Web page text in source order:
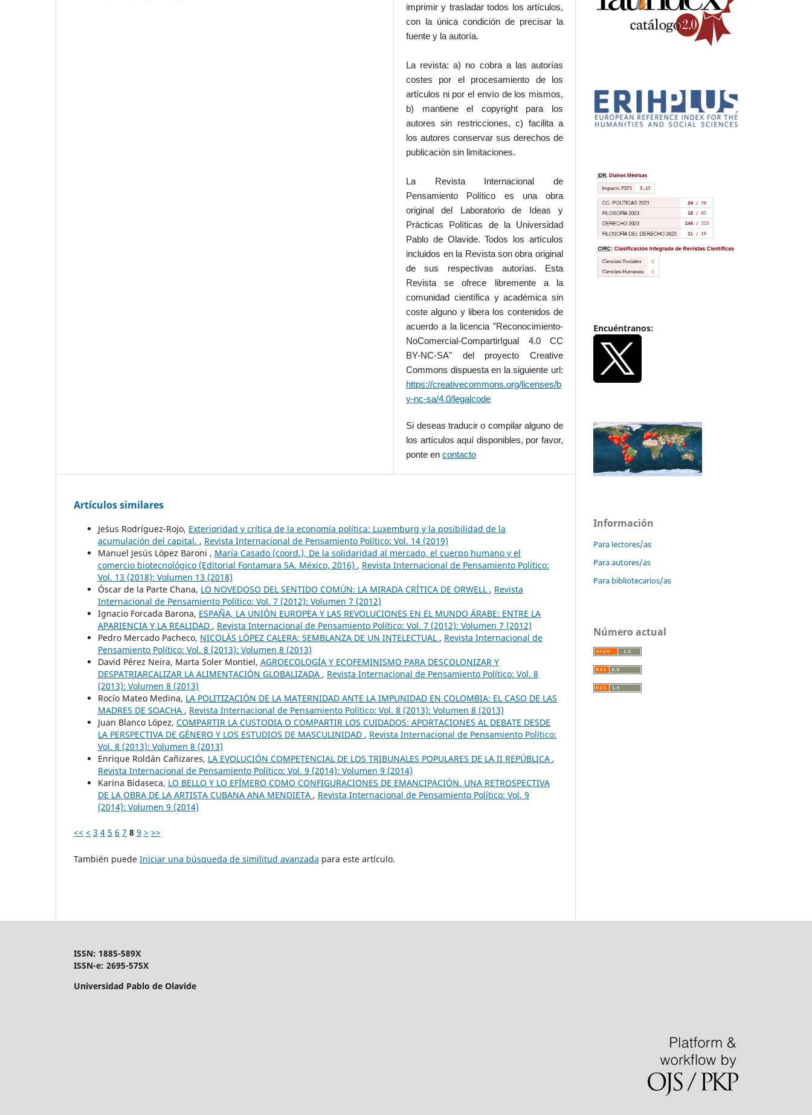
imprimir y trasladar todos los artículos,
con la única condición de precisar la
fuente y la autoría.
La revista: a) no cobra a las autorías
costes por el procesamiento de los
artículos ni por el envío de los mismos,
b) mantiene el copyright para los
autores sin restricciones, c) facilita a
los autores conservar sus derechos de
publicación sin limitaciones.
La Revista Internacional de
Pensamiento Político es una obra
original del Laboratorio de Ideas y
Prácticas Políticas de la Universidad
Pablo de Olavide. Todos los artículos
incluidos en la Revista son obra original
de sus respectivas autorías. Esta
Revista se ofrece libremente a la
comunidad científica y académica sin
coste alguno y libera los contenidos de
acuerdo a la licencia "Reconocimiento-
NoComercial-CompartirIgual 4.0 CC
BY-NC-SA" del proyecto Creative
Commons dispuesta en la siguiente url:
https://creativecommons.org/licenses/b
y-nc-sa/4.0/legalcode
Si deseas traducir o compilar alguno de
los artículos aquí disponibles, por favor,
ponte encontacto
Artículos similares
Je´sus Rodríguez-Rojo, Exterioridad y crítica de la economía política: Luxemburg y la posibilidad de la
acumulación del capital. , Revista Internacional de Pensamiento Político: Vol. 14 (2019)
Manuel Jesús López Baroni , María Casado (coord.), De la solidaridad al mercado, el cuerpo humano y el
comercio biotecnológico (Editorial Fontamara SA. México, 2016) , Revista Internacional de Pensamiento Político:
Vol. 13 (2018): Volumen 13 (2018)
Óscar de la Parte Chana, LO NOVEDOSO DEL SENTIDO COMÚN: LA MIRADA CRÍTICA DE ORWELL , Revista
Internacional de Pensamiento Político: Vol. 7 (2012): Volumen 7 (2012)
Ignacio Forcada Barona, ESPAÑA, LA UNIÓN EUROPEA Y LAS REVOLUCIONES EN EL MUNDO ÁRABE: ENTRE LA
APARIENCIA Y LA REALIDAD , Revista Internacional de Pensamiento Político: Vol. 7 (2012): Volumen 7 (2012)
Pedro Mercado Pacheco, NICOLÁS LÓPEZ CALERA: SEMBLANZA DE UN INTELECTUAL , Revista Internacional de
Pensamiento Político: Vol. 8 (2013): Volumen 8 (2013)
David Pérez Neira, Marta Soler Montiel, AGROECOLOGÍA Y ECOFEMINISMO PARA DESCOLONIZAR Y
DESPATRIARCALIZAR LA ALIMENTACIÓN GLOBALIZADA , Revista Internacional de Pensamiento Político: Vol. 8
(2013): Volumen 8 (2013)
Rocío Mateo Medina, LA POLITIZACIÓN DE LA MATERNIDAD ANTE LA IMPUNIDAD EN COLOMBIA: EL CASO DE LAS
MADRES DE SOACHA , Revista Internacional de Pensamiento Político: Vol. 8 (2013): Volumen 8 (2013)
Juan Blanco López, COMPARTIR LA CUSTODIA O COMPARTIR LOS CUIDADOS: APORTACIONES AL DEBATE DESDE
LA PERSPECTIVA DE GÉNERO Y LOS ESTUDIOS DE MASCULINIDAD , Revista Internacional de Pensamiento Político:
Vol. 8 (2013): Volumen 8 (2013)
Enrique Roldán Cañizares, LA EVOLUCIÓN COMPETENCIAL DE LOS TRIBUNALES POPULARES DE LA II REPÚBLICA ,
Revista Internacional de Pensamiento Político: Vol. 9 (2014): Volumen 9 (2014)
Karina Bidaseca, LO BELLO Y LO EFÍMERO COMO CONFIGURACIONES DE EMANCIPACIÓN. UNA RETROSPECTIVA
DE LA OBRA DE LA ARTISTA CUBANA ANA MENDIETA , Revista Internacional de Pensamiento Político: Vol. 9
(2014): Volumen 9 (2014)
<< < 3 4 5 6 7 8 9 > >>
También puede Iniciar una búsqueda de similitud avanzada para este artículo.
Encuéntranos:
Información
Para lectores/as
Para autores/as
Para bibliotecarios/as
Número actual
ISSN: 1885-589X
ISSN-e: 2695-575X
Universidad Pablo de Olavide